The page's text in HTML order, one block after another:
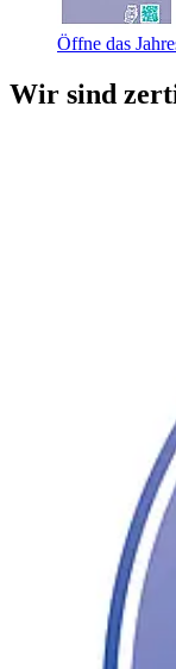
Öffne das
Wir sind